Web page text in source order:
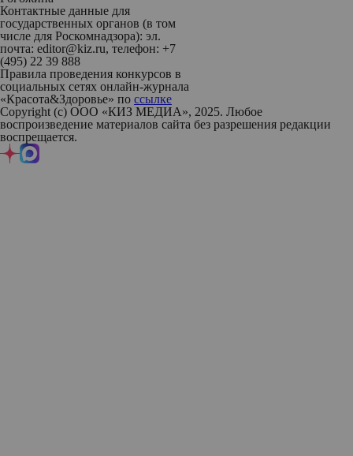
Контактные данные для
государственных органов (в том
числе для Роскомнадзора): эл.
почта: editor@kiz.ru, телефон: +7
(495) 22 39 888
Правила проведения конкурсов в
социальных сетях онлайн-журнала
«Красота&Здоровье» по ссылке
Copyright (с) ООО «КИЗ МЕДИА», 2025. Любое
воспроизведение материалов сайта без разрешения редакции
воспрещается.